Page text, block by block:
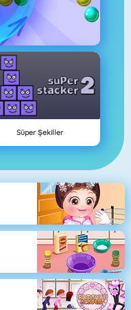
Süper Şekiller